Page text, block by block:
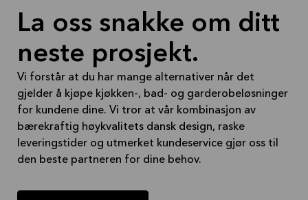
Lageret holder stengt på lørdager. Utleveringer og returer
må gjøres på lageret mandag til fredag mellom kl 8.00 og
16.45
La oss snakke om ditt
neste prosjekt.
Vi forstår at du har mange alternativer når det
gjelder å kjøpe kjøkken-, bad- og garderobeløsninger
for kundene dine. Vi tror at vår kombinasjon av
bærekraftig høykvalitets dansk design, raske
leveringstider og utmerket kundeservice gjør oss til
den beste partneren for dine behov.